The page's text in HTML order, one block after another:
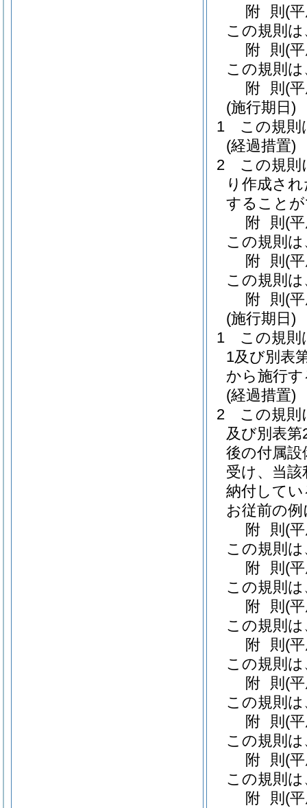
附 則 (
この規則
附 則 (
この規則
附 則 (
(施行期日)
1
この規則
(経過措置)
2
この規則
り作成さ
すること
附 則 (
この規則
附 則 (
この規則
附 則 (
(施行期日)
1
この規則
1及び別表
から施行
(経過措置)
2
この規則
及び別表
後の付属
受け、当
納付して
お従前の
附 則 (
この規則
附 則 (
この規則
附 則 (
この規則
附 則 (
この規則
附 則 (
この規則
附 則 (
この規則
附 則 (
この規則
附 則 (